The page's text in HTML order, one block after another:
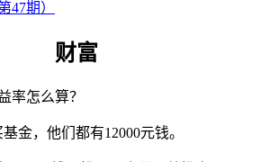
财富
率怎么算？
金，他们都有12000元钱。